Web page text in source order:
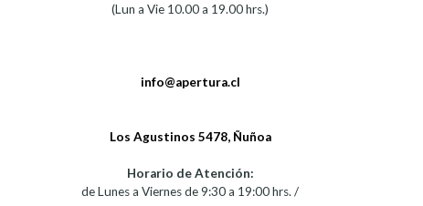
(Lun a Vie 10.00 a 19.00 hrs.)
info@apertura.cl
Los Agustinos 5478, Ñuñoa
Horario de Atención:
de Lunes a Viernes de 9:30 a 19:00 hrs. /